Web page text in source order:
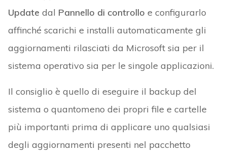
Update dal Pannello di controllo e configurarlo
affinché scarichi e installi automaticamente gli
aggiornamenti rilasciati da Microsoft sia per il
sistema operativo sia per le singole applicazioni.
Il consiglio è quello di eseguire il backup del
sistema o quantomeno dei propri file e cartelle
più importanti prima di applicare uno qualsiasi
degli aggiornamenti presenti nel pacchetto